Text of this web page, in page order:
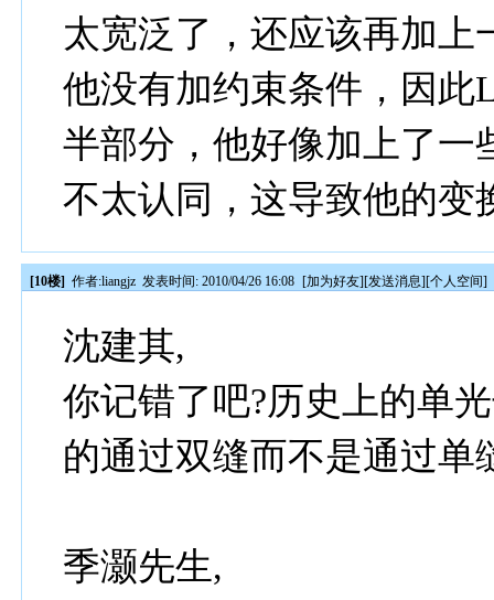
太宽泛了，还应该再加上
他没有加约束条件，因此
半部分，他好像加上了一
不太认同，这导致他的变
[10楼] 作者:liangjz 发表时间: 2010/04/26 16:08 [加为好友][发送消息][个人空间]
沈建其,
你记错了吧?历史上的单
的通过双缝而不是通过单
季灏先生,